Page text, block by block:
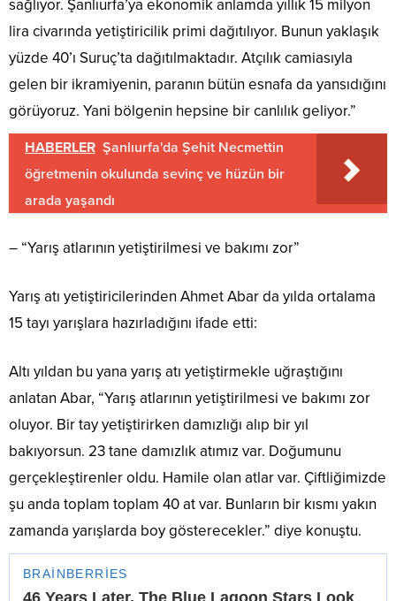
sağlıyor. Şanlıurfa’ya ekonomik anlamda yıllık 15 milyon
lira civarında yetiştiricilik primi dağıtılıyor. Bunun yaklaşık
yüzde 40’ı Suruç’ta dağıtılmaktadır. Atçılık camiasıyla
gelen bir ikramiyenin, paranın bütün esnafa da yansıdığını
görüyoruz. Yani bölgenin hepsine bir canlılık geliyor.”
HABERLER Şanlıurfa'da Şehit Necmettin
öğretmenin okulunda sevinç ve hüzün bir
arada yaşandı
– “Yarış atlarının yetiştirilmesi ve bakımı zor”
Yarış atı yetiştiricilerinden Ahmet Abar da yılda ortalama
15 tayı yarışlara hazırladığını ifade etti:
Altı yıldan bu yana yarış atı yetiştirmekle uğraştığını
anlatan Abar, “Yarış atlarının yetiştirilmesi ve bakımı zor
oluyor. Bir tay yetiştirirken damızlığı alıp bir yıl
bakıyorsun. 23 tane damızlık atımız var. Doğumunu
gerçekleştirenler oldu. Hamile olan atlar var. Çiftliğimizde
şu anda toplam toplam 40 at var. Bunların bir kısmı yakın
zamanda yarışlarda boy gösterecekler.” diye konuştu.